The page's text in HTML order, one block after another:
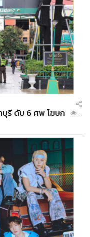
บุรี ดับ 6 ศพ โฆษก
...